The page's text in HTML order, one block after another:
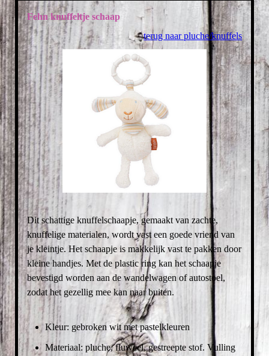
Fehn knuffeltje schaap
terug naar pluche/knuffels
Dit schattige knuffelschaapje, gemaakt van zachte,
knuffelige materialen, wordt vast een goede vriend van
je kleintje. Het schaapje is makkelijk vast te pakken door
kleine handjes. Met de plastic ring kan het schaapje
bevestigd worden aan de wandelwagen of autostoel,
zodat het gezellig mee kan naar buiten.
Kleur: gebroken wit met pastelkleuren
Materiaal: pluche, fluweel, gestreepte stof. Vulling